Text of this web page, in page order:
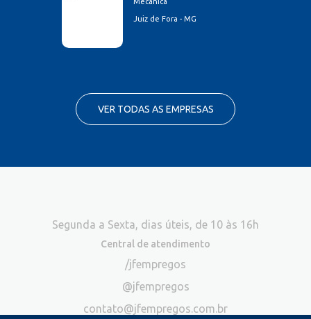
Juiz de Fora - MG
VER TODAS AS EMPRESAS
Segunda a Sexta, dias úteis, de 10 às 16h
Central de atendimento
/jfempregos
@jfempregos
contato@jfempregos.com.br